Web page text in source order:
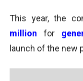
This year, the
million for
launch of the new